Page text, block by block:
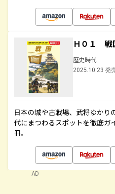
Ｈ０１ 戦
歴史時代
2025.10.23 発
日本の城や古戦場、武将ゆかり
代にまつわるスポットを徹底ガ
冊。
AD